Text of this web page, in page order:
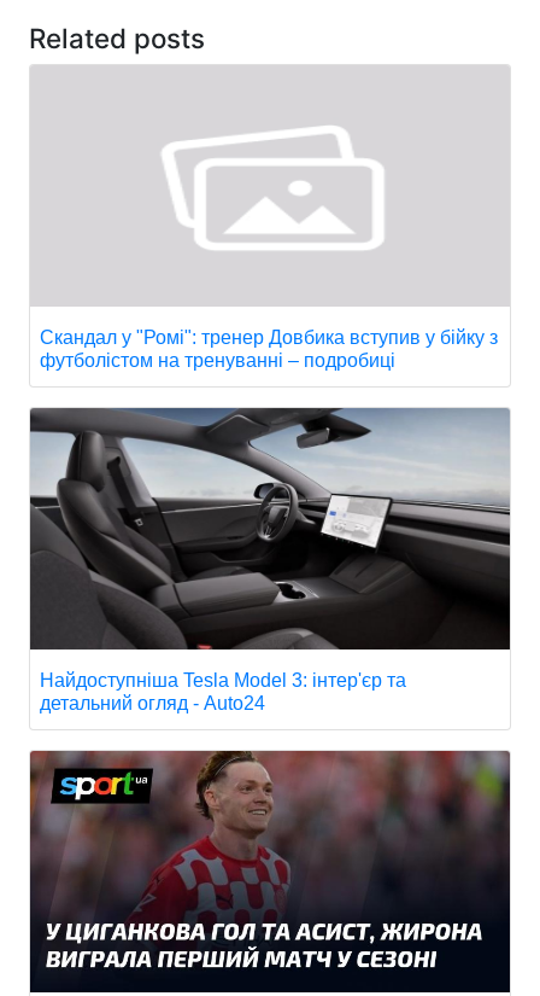
Related posts
Скандал у "Ромі": тренер Довбика вступив у бійку з
футболістом на тренуванні – подробиці
Найдоступніша Tesla Model 3: інтер'єр та
детальний огляд - Auto24